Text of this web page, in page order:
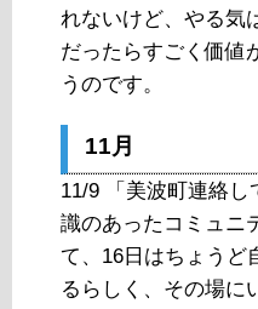
れないけど、やる気
だったらすごく価値
うのです。
11月
11/9 「美波町連絡し
識のあったコミュニ
て、16日はちょうど
るらしく、その場に